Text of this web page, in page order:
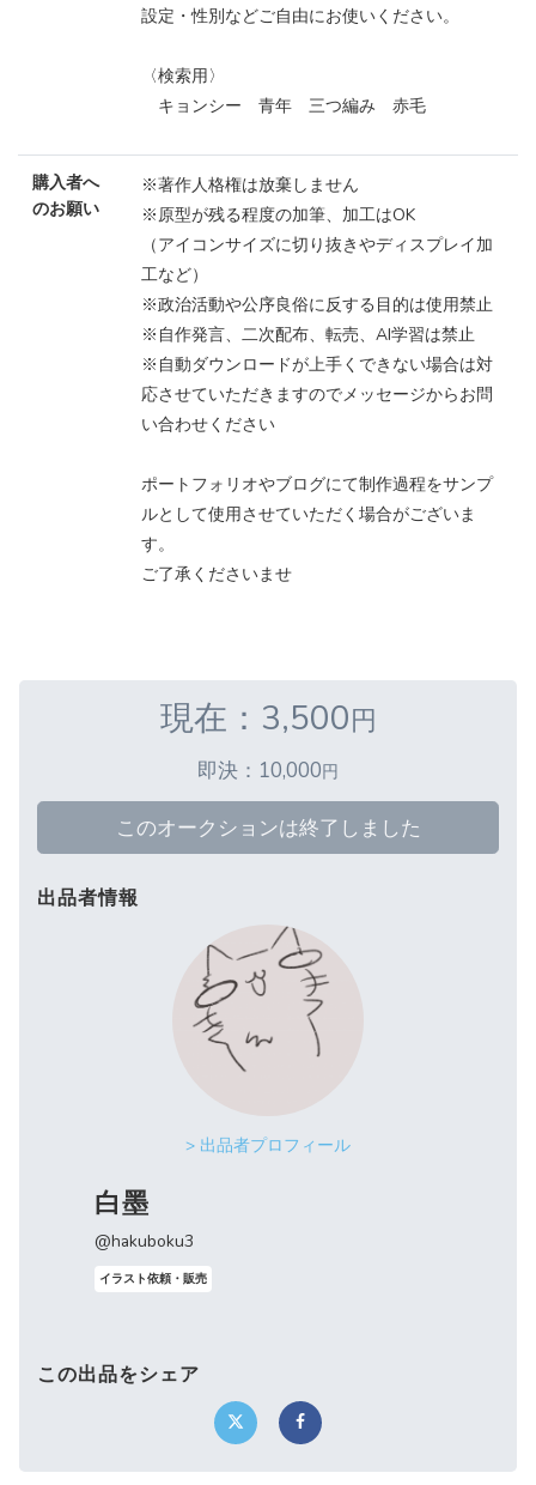
設定・性別などご自由にお使いください。
〈検索用〉
キョンシー 青年 三つ編み 赤毛
購入者へ
のお願い
※著作人格権は放棄しません
※原型が残る程度の加筆、加工はOK
（アイコンサイズに切り抜きやディスプレイ加
工など）
※政治活動や公序良俗に反する目的は使用禁止
※自作発言、二次配布、転売、AI学習は禁止
※自動ダウンロードが上手くできない場合は対
応させていただきますのでメッセージからお問
い合わせください
ポートフォリオやブログにて制作過程をサンプ
ルとして使用させていただく場合がございま
す。
ご了承くださいませ
現在：3,500円
即決：10,000円
このオークションは終了しました
出品者情報
> 出品者プロフィール
白墨
@hakuboku3
イラスト依頼・販売
この出品をシェア